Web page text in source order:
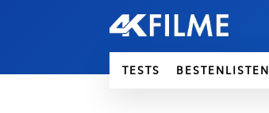
TESTS BESTENLISTEN